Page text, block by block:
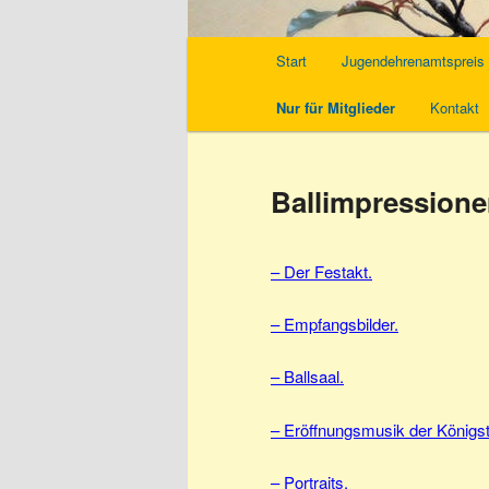
Start Jugendehrenamtspreis
Nur für Mitglieder Kontakt
– Der Festakt.
– Empfangsbilder.
– Ballsaal.
– Eröffnungsmusik der
– Portraits.